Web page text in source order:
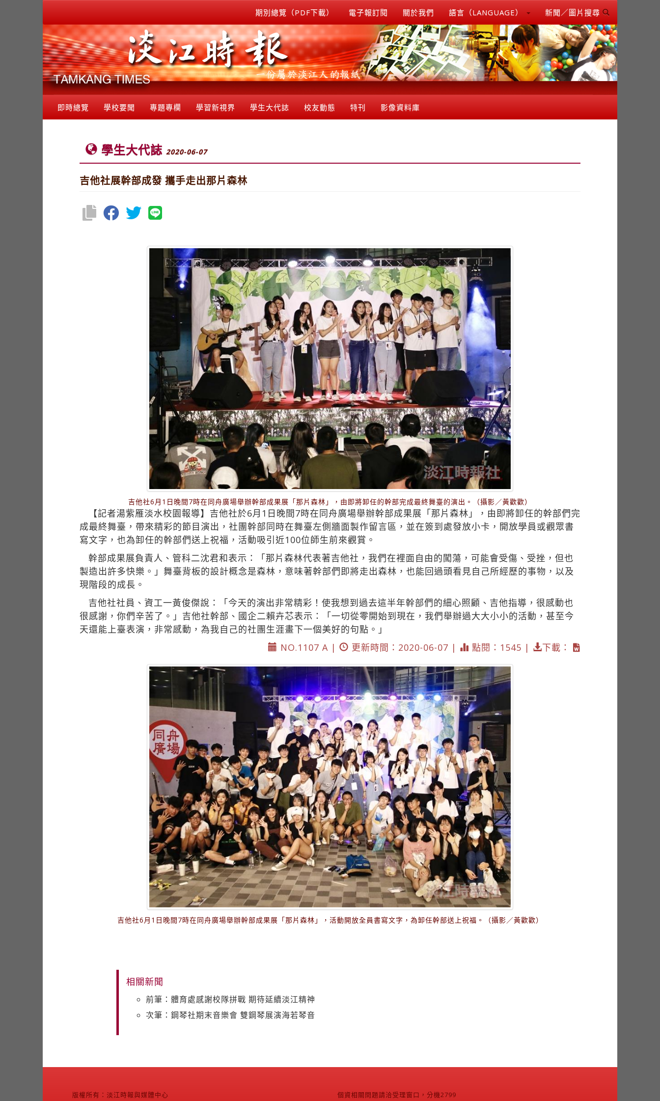
期別總覽（PDF下載） 電子報訂閱 關於我們 語言（LANGUAGE） 新聞／圖片搜尋
即時總覽 學校要聞 專題專欄 學習新視界 學生大代誌 校友動態 特刊 影像資料庫
學生大代誌 2020-06-07
吉他社展幹部成發 攜手走出那片森林
吉他社6月1日晚間7時在同舟廣場舉辦幹部成果展「那片森林」，由即將卸任的幹部完成最終舞臺的演出。（攝影／黃歡歡）
【記者湯紫雁淡水校園報導】吉他社於6月1日晚間7時在同舟廣場舉辦幹部成果展「那片森林」，由即將卸任的幹部們完
成最終舞臺，帶來精彩的節目演出，社團幹部同時在舞臺左側牆面製作留言區，並在簽到處發放小卡，開放學員或觀眾書
寫文字，也為卸任的幹部們送上祝福，活動吸引近100位師生前來觀賞。
幹部成果展負責人、管科二沈君和表示：「那片森林代表著吉他社，我們在裡面自由的闖蕩，可能會受傷、受挫，但也
製造出許多快樂。」舞臺背板的設計概念是森林，意味著幹部們即將走出森林，也能回過頭看見自己所經歷的事物，以及
現階段的成長。
吉他社社員、資工一黃俊傑說：「今天的演出非常精彩！使我想到過去這半年幹部們的細心照顧、吉他指導，很感動也
很感謝，你們辛苦了。」吉他社幹部、國企二賴卉芯表示：「一切從零開始到現在，我們舉辦過大大小小的活動，甚至今
天還能上臺表演，非常感動，為我自己的社團生涯畫下一個美好的句點。」
NO.1107 A |
更新時間：2020-06-07 | 點閱：1545 | 下載：
吉他社6月1日晚間7時在同舟廣場舉辦幹部成果展「那片森林」，活動開放全員書寫文字，為卸任幹部送上祝福。（攝影／黃歡歡）
相關新聞
前筆：體育處感謝校隊拼戰 期待延續淡江精神
次筆：鋼琴社期末音樂會 雙鋼琴展演海若琴音
版權所有：淡江時報與媒體中心
個資相關問題請洽受理窗口，分機2799